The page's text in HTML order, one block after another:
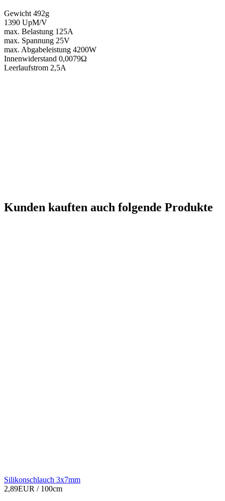
Gewicht 492g
1390 UpM/V
max. Belastung 125A
max. Spannung 25V
max. Abgabeleistung 4200W
Innenwiderstand 0,0079Ω
Leerlaufstrom 2,5A
Kunden kauften auch folgende Produkte
Silikonschlauch 3x7mm
2,89EUR / 100cm